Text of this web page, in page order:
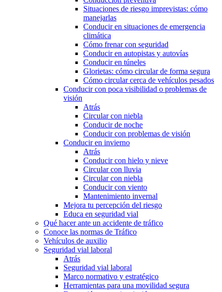
Situaciones de riesgo imprevistas: cómo
manejarlas
Conducir en situaciones de emergencia
climática
Cómo frenar con seguridad
Conducir en autopistas y autovías
Conducir en túneles
Glorietas: cómo circular de forma segura
Cómo circular cerca de vehículos pesados
Conducir con poca visibilidad o problemas de
visión
Atrás
Circular con niebla
Conducir de noche
Conducir con problemas de visión
Conducir en invierno
Atrás
Conducir con hielo y nieve
Circular con lluvia
Circular con niebla
Conducir con viento
Mantenimiento invernal
Mejora tu percepción del riesgo
Educa en seguridad vial
Qué hacer ante un accidente de tráfico
Conoce las normas de Tráfico
Vehículos de auxilio
Seguridad vial laboral
Atrás
Seguridad vial laboral
Marco normativo y estratégico
Herramientas para una movilidad segura